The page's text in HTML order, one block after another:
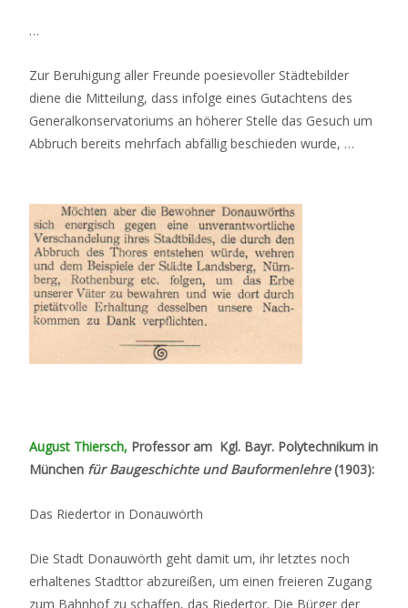
…
Zur Beruhigung aller Freunde poesievoller Städtebilder
diene die Mitteilung, dass infolge eines Gutachtens des
Generalkonservatoriums an höherer Stelle das Gesuch um
Abbruch bereits mehrfach abfällig beschieden wurde, …
August Thiersch, Professor am Kgl. Bayr. Polytechnikum in
München für Baugeschichte und Bauformenlehre(1903):
Das Riedertor in Donauwörth
Die Stadt Donauwörth geht damit um, ihr letztes noch
erhaltenes Stadttor abzureißen, um einen freieren Zugang
zum Bahnhof zu schaffen, das Riedertor. Die Bürger der